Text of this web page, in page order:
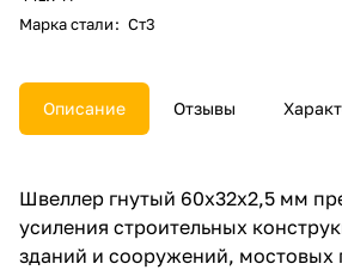
Марка стали: Ст3
Описание Отзывы
Швеллер гнутый 60х32х2,5 мм
усиления строительных
зданий и сооружений, мостовых